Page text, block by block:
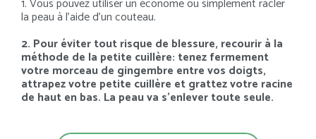
1. Vous pouvez utiliser un économe ou simplement racler
la peau à l’aide d’un couteau.
2. Pour éviter tout risque de blessure, recourir à la
méthode de la petite cuillère: tenez fermement
votre morceau de gingembre entre vos doigts,
attrapez votre petite cuillère et grattez votre racine
de haut en bas. La peau va s’enlever toute seule.